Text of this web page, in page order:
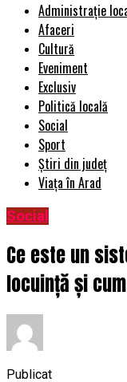
Administrație
Afaceri
Cultură
Eveniment
Exclusiv
Politică locală
Social
Sport
Știri din județ
Viața în Arad
Social
Ce este un
locuință și
Publicat